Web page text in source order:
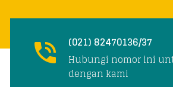
(021) 82470136/37
Hubungi nomor ini
dengan kami